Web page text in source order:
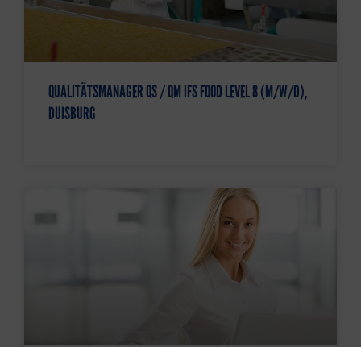
QUALITÄTSMANAGER QS / QM IFS FOOD LEVEL 8 (M/W/D),
DUISBURG